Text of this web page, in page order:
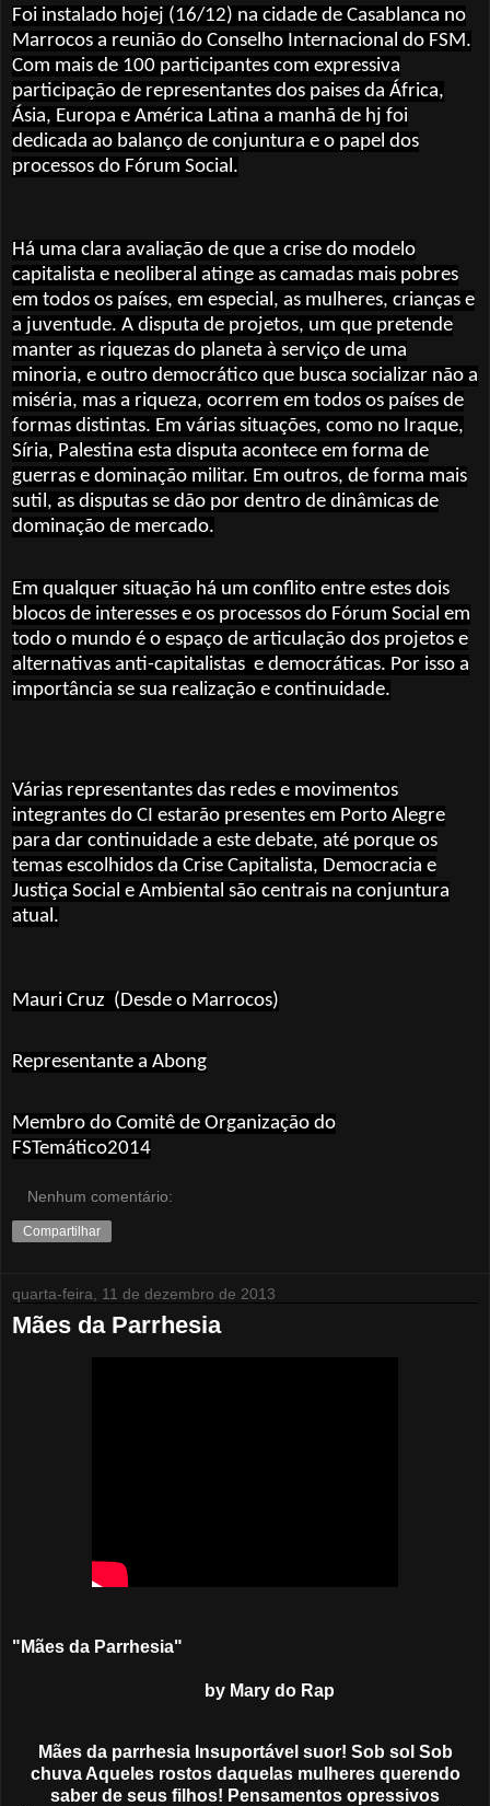
Foi instalado hojej (16/12) na cidade de Casablanca no
Marrocos a reunião do Conselho Internacional do FSM.
Com mais de 100 participantes com expressiva
participação de representantes dos paises da África,
Ásia, Europa e América Latina a manhã de hj foi
dedicada ao balanço de conjuntura e o papel dos
processos do Fórum Social.
Há uma clara avaliação de que a crise do modelo
capitalista e neoliberal atinge as camadas mais pobres
em todos os países, em especial, as mulheres, crianças e
a juventude. A disputa de projetos, um que pretende
manter as riquezas do planeta à serviço de uma
minoria, e outro democrático que busca socializar não a
miséria, mas a riqueza, ocorrem em todos os países de
formas distintas. Em várias situações, como no Iraque,
Síria, Palestina esta disputa acontece em forma de
guerras e dominação militar. Em outros, de forma mais
sutil, as disputas se dão por dentro de dinâmicas de
dominação de mercado.
Em qualquer situação há um conflito entre estes dois
blocos de interesses e os processos do Fórum Social em
todo o mundo é o espaço de articulação dos projetos e
alternativas anti-capitalistas e democráticas. Por isso a
importância se sua realização e continuidade.
Várias representantes das redes e movimentos
integrantes do CI estarão presentes em Porto Alegre
para dar continuidade a este debate, até porque os
temas escolhidos da Crise Capitalista, Democracia e
Justiça Social e Ambiental são centrais na conjuntura
atual.
Mauri Cruz (Desde o Marrocos)
Representante a Abong
Membro do Comitê de Organização do
FSTemático2014
Nenhum comentário:
Compartilhar
quarta-feira, 11 de dezembro de 2013
Mães da Parrhesia
"Mães da Parrhesia"
by Mary do Rap
Mães da parrhesia Insuportável suor! Sob sol Sob
chuva Aqueles rostos daquelas mulheres querendo
saber de seus filhos! Pensamentos opressivos